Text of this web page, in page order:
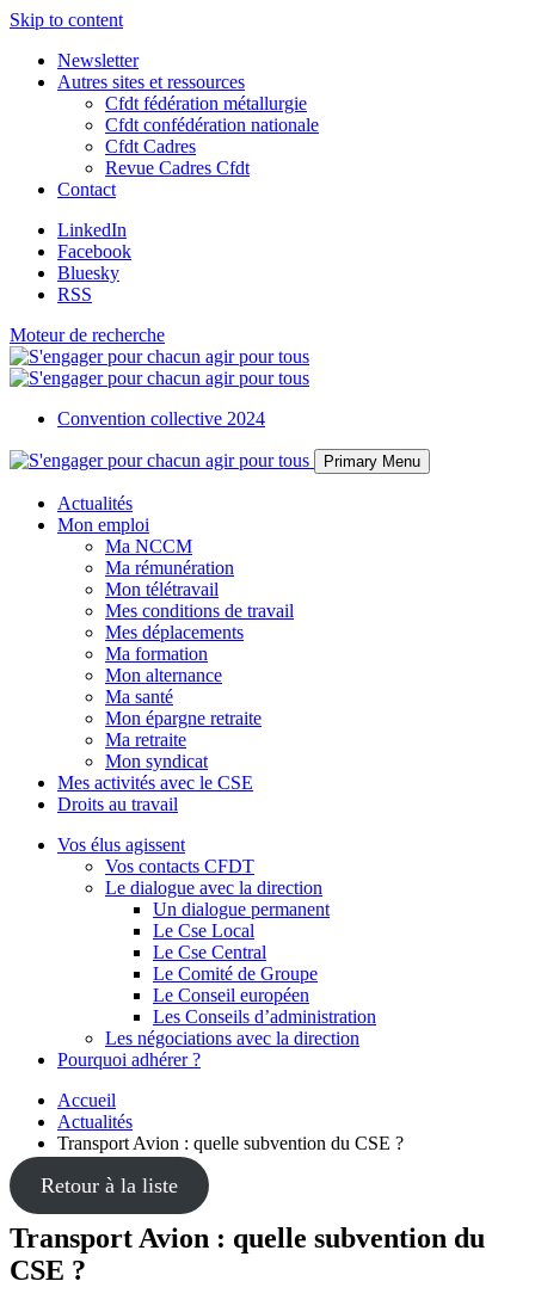
Skip to content
Newsletter
Autres sites et ressources
Cfdt fédération métallurgie
Cfdt confédération nationale
Cfdt Cadres
Revue Cadres Cfdt
Contact
LinkedIn
Facebook
Bluesky
RSS
Moteur de recherche
Convention collective 2024
Primary Menu
Actualités
Mon emploi
Ma NCCM
Ma rémunération
Mon télétravail
Mes conditions de travail
Mes déplacements
Ma formation
Mon alternance
Ma santé
Mon épargne retraite
Ma retraite
Mon syndicat
Mes activités avec le CSE
Droits au travail
Vos élus agissent
Vos contacts CFDT
Le dialogue avec la direction
Un dialogue permanent
Le Cse Local
Le Cse Central
Le Comité de Groupe
Le Conseil européen
Les Conseils d’administration
Les négociations avec la direction
Pourquoi adhérer ?
Accueil
Actualités
Transport Avion : quelle subvention du CSE ?
Retour à la liste
Transport Avion : quelle subvention du
CSE ?